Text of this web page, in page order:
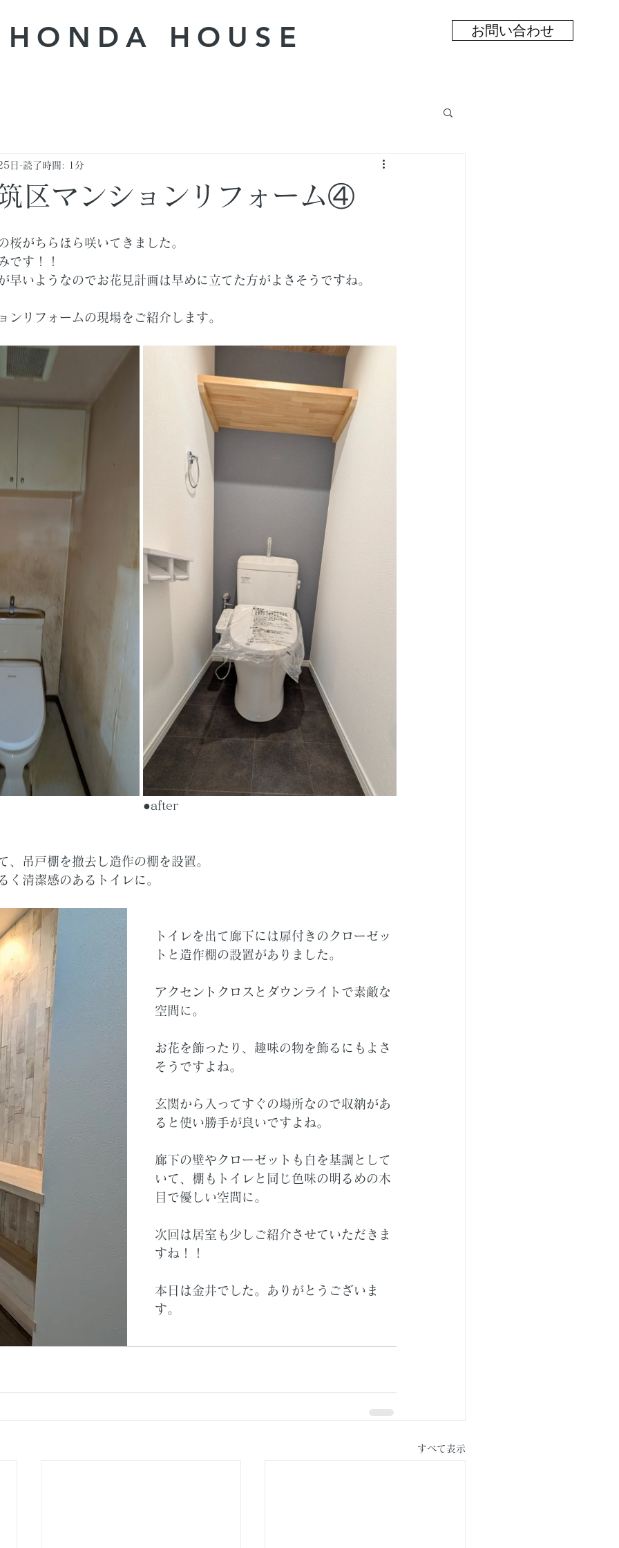
HONDA ​HOUSE お問い合わせ
区マンションリフォーム④
日 読了時間: 1分
桜がちらほら咲いてきました。
です！！
早いようなのでお花見計画は早めに立てた方がよさそうですね。
ンリフォームの現場をご紹介します。
　　　　　　　　　　　●after
、吊戸棚を撤去し造作の棚を設置。
く清潔感のあるトイレに。
トイレを出て廊下には扉付きのクローゼッ
トと造作棚の設置がありました。
アクセントクロスとダウンライトで素敵な
空間に。
お花を飾ったり、趣味の物を飾るにもよさ
そうですよね。
玄関から入ってすぐの場所なので収納があ
ると使い勝手が良いですよね。
廊下の壁やクローゼットも白を基調として
いて、棚もトイレと同じ色味の明るめの木
目で優しい空間に。
次回は居室も少しご紹介させていただきま
すね！！
本日は金井でした。ありがとうございま
す。
すべて表示